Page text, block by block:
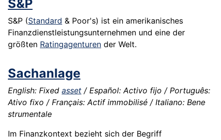
S&P
S&P (Standard & Poor's) ist ein amerikanisches
Finanzdienstleistungsunternehmen und eine der
größten Ratingagenturen der Welt.
Sachanlage
English: Fixed asset / Español: Activo fijo / Português:
Ativo fixo / Français: Actif immobilisé / Italiano: Bene
strumentale
Im Finanzkontext bezieht sich der Begriff